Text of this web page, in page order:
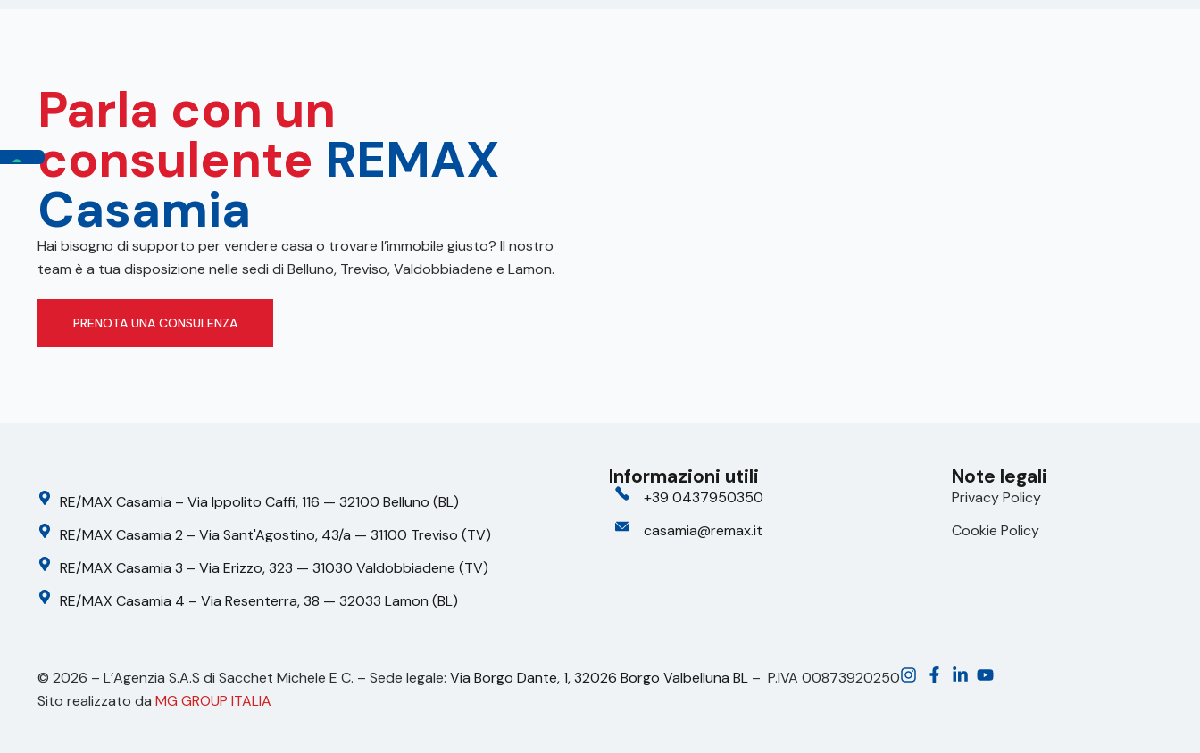
Parla con un
consulente REMAX
Casamia
Hai bisogno di supporto per vendere casa o trovare l’immobile giusto? Il nostro
team è a tua disposizione nelle sedi di Belluno, Treviso, Valdobbiadene e Lamon.
PRENOTA UNA CONSULENZA
RE/MAX Casamia – Via Ippolito Caffi, 116 — 32100 Belluno (BL)
RE/MAX Casamia 2 – Via Sant'Agostino, 43/a — 31100 Treviso (TV)
RE/MAX Casamia 3 – Via Erizzo, 323 — 31030 Valdobbiadene (TV)
RE/MAX Casamia 4 – Via Resenterra, 38 — 32033 Lamon (BL)
Informazioni utili
+39 0437950350
casamia@remax.it
Note legali
Privacy Policy
Cookie Policy
© 2026 – L’Agenzia S.A.S di Sacchet Michele E C. – Sede legale: Via Borgo Dante, 1, 32026 Borgo Valbelluna BL – P.IVA 00873920250
Sito realizzato da MG GROUP ITALIA